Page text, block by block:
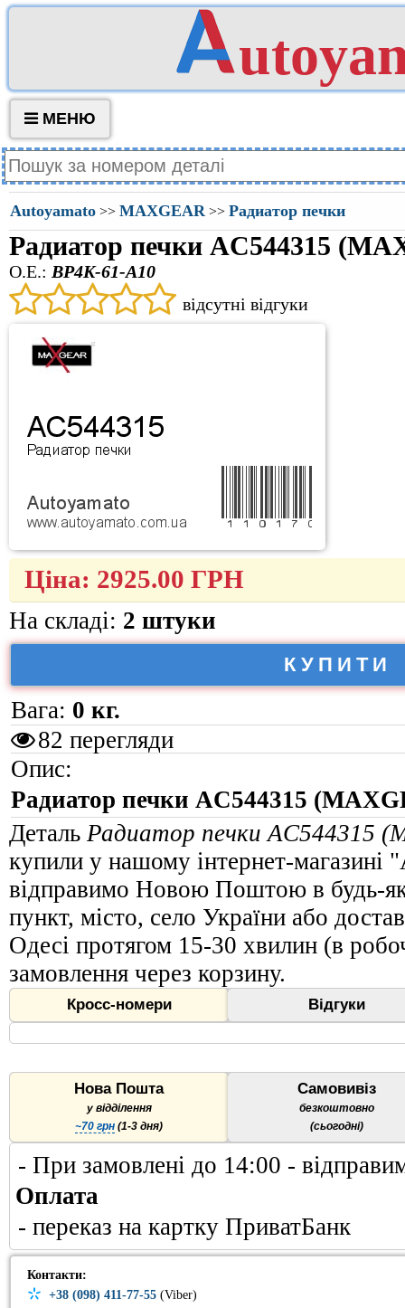
МЕНЮ
Autoyamato >> MAXGEAR >> Радиатор печки
Радиатор печки AC544315
O.E.: BP4K-61-A10
відсутні відгуки
Ціна: 2925.00 ГРН
На складі: 2 штуки
КУПИТИ
Вага: 0 кг.
82 перегляди
Опис:
Радиатор печки AC544315
Деталь Радиатор печки AC544315
купили у нашому інтернет-магазині
відправимо Новою Поштою в будь-
пункт, місто, село України або
Одесі протягом 15-30 хвилин (в
замовлення через корзину.
Кросс-номери Відгуки
Нова Пошта
у відділення
~70 грн (1-3 дня)
Самовивіз
безкоштовно
(сьогодні)
- При замовлені до 14:00 -
Оплата
- переказ на картку ПриватБанк
Контакти:
+38 (098) 411-77-55 (Viber)